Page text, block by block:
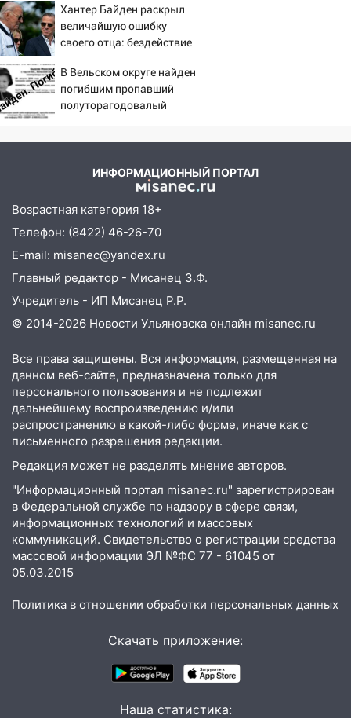
16:26
В Ульяновске бесплатно покажут
матч «Волги» под открытым небом
16:12
разработают отечественный прибор для
цифровой ПЦР
15:47
за абонементы закрывшегося фитнес-
После вмешательства
прокуратуры в селах Ульяновской
области привели в порядок детские
площадки
15:27 Прокуратура проверяет
капремонт школы в селе Кивать
15:08
В Кузоватово после прокурорской
проверки обновили разметку на
14:40 На проспекте Гая в Ульяновске
запретили остановку автомобилей на
50-метровом участке
14:22 В Новом городе 8 августа пройдет
мотофристайлом и концертом
«Мураками»
14:04 Жару смоет ливнями: прогноз
погоды в Ульяновской области на
выходные 8-9 августа
13:30
полицейские проведут акцию «Час
В Ульяновске за один день
обокрали женщину на пляже и
подростка в сквере
В Димитровграде мужчина
России за это полетят
головы?
Хантер Байден раскрыл
величайшую ошибку
своего отца: бездействие
В Вельском округе найден
погибшим пропавший
полуторагодовалый
ИНФОРМАЦИОННЫЙ ПОРТАЛ
Возрастная категория 18+
Телефон: (8422) 46-26-70
E-mail: misanec@yandex.ru
Главный редактор - Мисанец З.Ф.
Учредитель - ИП Мисанец Р.Р.
© 2014-2026 Новости Ульяновска онлайн misanec.ru
Все права защищены. Вся информация, размещенная на
данном веб-сайте, предназначена только для
персонального пользования и не подлежит
дальнейшему воспроизведению и/или
распространению в какой-либо форме, иначе как с
письменного разрешения редакции.
Редакция может не разделять мнение авторов.
"Информационный портал misanec.ru" зарегистрирован
в Федеральной службе по надзору в сфере связи,
информационных технологий и массовых
коммуникаций. Свидетельство о регистрации средства
массовой информации ЭЛ №ФС 77 - 61045 от
05.03.2015
Политика в отношении обработки персональных данных
Скачать приложение:
Наша статистика: